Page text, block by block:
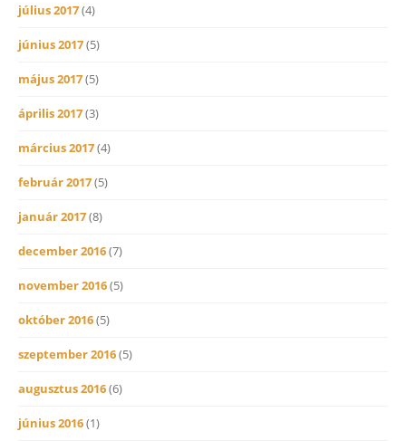
július 2017(4)
június 2017(5)
május 2017(5)
április 2017(3)
március 2017(4)
február 2017(5)
január 2017(8)
december 2016(7)
november 2016(5)
október 2016(5)
szeptember 2016(5)
augusztus 2016(6)
június 2016(1)